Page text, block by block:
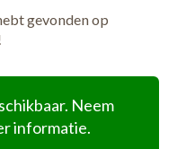
Neem
informatie.
gevonden op